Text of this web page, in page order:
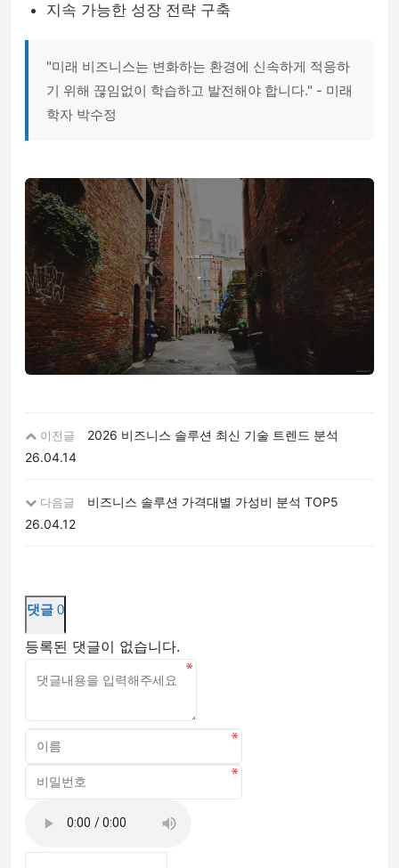
지속 가능한 성장 전략 구축
"미래 비즈니스는 변화하는 환경에 신속하게 적응하
기 위해 끊임없이 학습하고 발전해야 합니다." - 미래
학자 박수정
이전글
2026 비즈니스 솔루션 최신 기술 트렌드 분석
26.04.14
다음글
비즈니스 솔루션 가격대별 가성비 분석 TOP5
26.04.12
댓글 0
등록된 댓글이 없습니다.